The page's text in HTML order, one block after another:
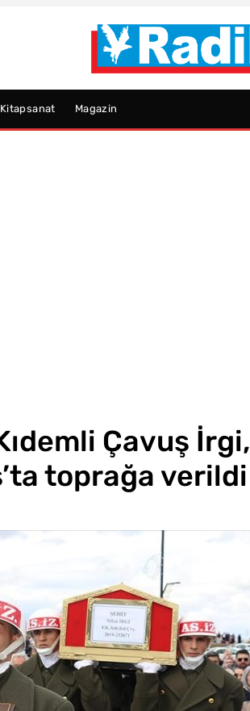
Kitapsanat Magazin
Çavuş İrgi,
toprağa verildi